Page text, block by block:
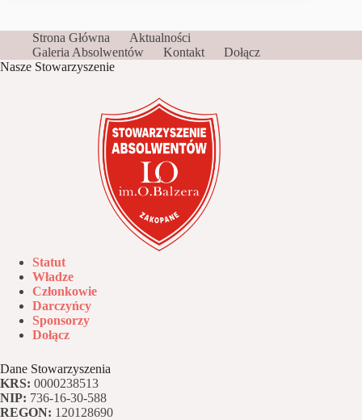
Strona Główna
Aktualności
Galeria Absolwentów
Kontakt
Dołącz
Nasze Stowarzyszenie
Statut
Władze
Członkowie
Darczyńcy
Sponsorzy
Dołącz
Dane Stowarzyszenia
KRS: 0000238513
NIP: 736-16-30-588
REGON: 120128690